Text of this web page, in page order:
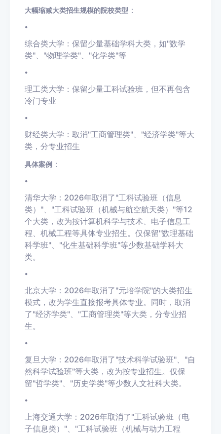
大幅缩减大类招生规模的院校类型 ：
•
综合类大学：保留少量基础学科大类，如"数学
类"、"物理学类"、"化学类"等
•
理工类大学：保留少量工科试验班，但不再包含
冷门专业
•
财经类大学：取消"工商管理类"、"经济学类"等大
类，分专业招生
具体案例 ：
•
清华大学：2026年取消了"工科试验班（信息
类）"、"工科试验班（机械与航空航天类）"等12
个大类，改为按计算机科学与技术、电子信息工
程、机械工程等具体专业招生。仅保留"数理基础
科学班"、"化生基础科学班"等少数基础学科大
类。
•
北京大学：2026年取消了"元培学院"的大类招生
模式，改为学生直接报考具体专业。同时，取消
了"经济学类"、"工商管理类"等大类，分专业招
生。
•
复旦大学：2026年取消了"技术科学试验班"、"自
然科学试验班"等大类，改为按专业招生。仅保
留"哲学类"、"历史学类"等少数人文社科大类。
•
上海交通大学：2026年取消了"工科试验班（电
子信息类）"、"工科试验班（机械与动力工程